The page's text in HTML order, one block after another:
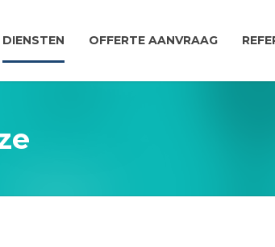
DIENSTEN OFFERTE AANVRAAG